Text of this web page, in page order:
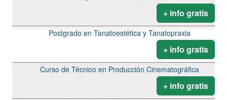
+ info gratis
Postgrado en Tanatoestética y Tanatopraxia
+ info gratis
Curso de Técnico en Producción Cinematográfica
+ info gratis